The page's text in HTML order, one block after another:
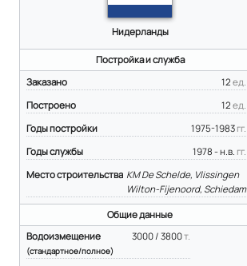
Нидерланды
Постройка и служба
12 ед.
Заказано
12 ед.
Построено
1975-1983 гг.
Годы постройки
1978 - н.в. гг.
Годы службы
KM De Schelde, Vlissingen
Wilton-Fijenoord, Schiedam
Место строительства
Общие данные
3000 / 3800т.
Водоизмещение
(стандартное/полное)